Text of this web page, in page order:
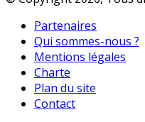
Partenaires
Qui sommes-nous ?
Mentions légales
Charte
Plan du site
Contact